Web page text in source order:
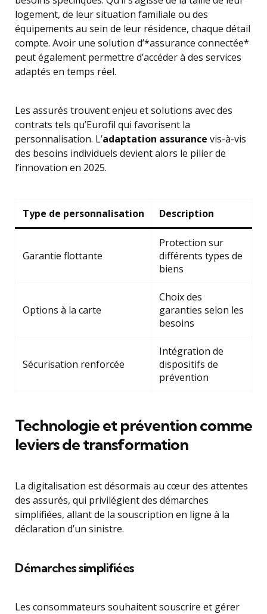
logement, de leur situation familiale ou des
équipements au sein de leur résidence, chaque détail
compte. Avoir une solution d’*assurance connectée*
peut également permettre d’accéder à des services
adaptés en temps réel.
Les assurés trouvent enjeu et solutions avec des
contrats tels qu’Eurofil qui favorisent la
personnalisation. L’adaptation assurance vis-à-vis
des besoins individuels devient alors le pilier de
l’innovation en 2025.
Type de personnalisation Description
Garantie flottante
Protection sur
différents types de
biens
Options à la carte
Choix des
garanties selon les
besoins
Sécurisation renforcée
Intégration de
dispositifs de
prévention
Technologie et prévention comme
leviers de transformation
La digitalisation est désormais au cœur des attentes
des assurés, qui privilégient des démarches
simplifiées, allant de la souscription en ligne à la
déclaration d’un sinistre.
Démarches simplifiées
Les consommateurs souhaitent souscrire et gérer